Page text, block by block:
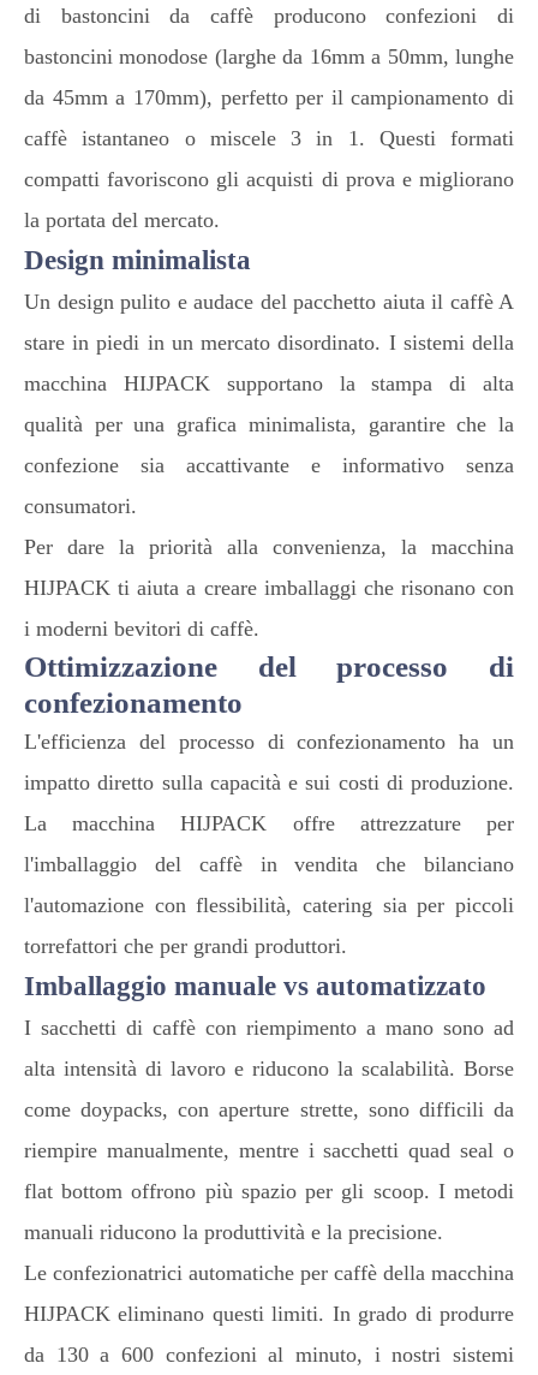
di bastoncini da caffè producono confezioni di
bastoncini monodose (larghe da 16mm a 50mm, lunghe
da 45mm a 170mm), perfetto per il campionamento di
caffè istantaneo o miscele 3 in 1. Questi formati
compatti favoriscono gli acquisti di prova e migliorano
la portata del mercato.
Design minimalista
Un design pulito e audace del pacchetto aiuta il caffè A
stare in piedi in un mercato disordinato. I sistemi della
macchina HIJPACK supportano la stampa di alta
qualità per una grafica minimalista, garantire che la
confezione sia accattivante e informativo senza
consumatori.
Per dare la priorità alla convenienza, la macchina
HIJPACK ti aiuta a creare imballaggi che risonano con
i moderni bevitori di caffè.
Ottimizzazione del processo di
confezionamento
L'efficienza del processo di confezionamento ha un
impatto diretto sulla capacità e sui costi di produzione.
La macchina HIJPACK offre attrezzature per
l'imballaggio del caffè in vendita che bilanciano
l'automazione con flessibilità, catering sia per piccoli
torrefattori che per grandi produttori.
Imballaggio manuale vs automatizzato
I sacchetti di caffè con riempimento a mano sono ad
alta intensità di lavoro e riducono la scalabilità. Borse
come doypacks, con aperture strette, sono difficili da
riempire manualmente, mentre i sacchetti quad seal o
flat bottom offrono più spazio per gli scoop. I metodi
manuali riducono la produttività e la precisione.
Le confezionatrici automatiche per caffè della macchina
HIJPACK eliminano questi limiti. In grado di produrre
da 130 a 600 confezioni al minuto, i nostri sistemi